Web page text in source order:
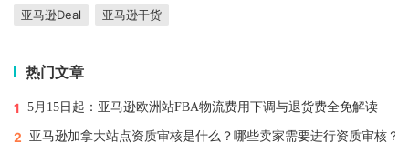
亚马逊Deal
亚马逊干货
热门文章
1 5月15日起：亚马逊欧洲站FBA物流费用下调与退货费全免解读
2 亚马逊加拿大站点资质审核是什么？哪些卖家需要进行资质审核？